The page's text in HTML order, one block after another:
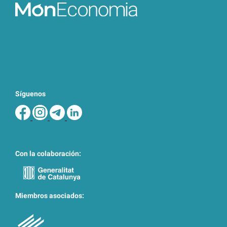
Síguenos
Con la colaboración:
Miembros asociados: